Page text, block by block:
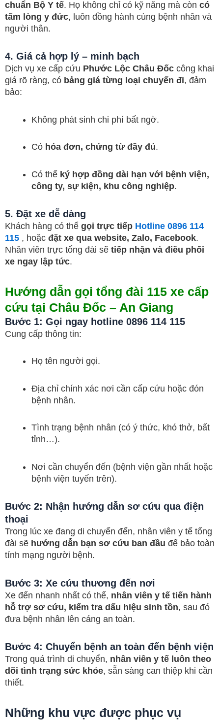
chuẩn Bộ Y tế. Họ không chỉ có kỹ năng mà còn có
tấm lòng y đức, luôn đồng hành cùng bệnh nhân và
người thân.
4. Giá cả hợp lý – minh bạch
Dịch vụ xe cấp cứu Phước Lộc Châu Đốc công khai
giá rõ ràng, có bảng giá từng loại chuyến đi, đảm
bảo:
Không phát sinh chi phí bất ngờ.
Có hóa đơn, chứng từ đầy đủ.
Có thể ký hợp đồng dài hạn với bệnh viện,
công ty, sự kiện, khu công nghiệp.
5. Đặt xe dễ dàng
Khách hàng có thể gọi trực tiếp Hotline 0896 114
115 , hoặc đặt xe qua website, Zalo, Facebook.
Nhân viên trực tổng đài sẽ tiếp nhận và điều phối
xe ngay lập tức.
Hướng dẫn gọi tổng đài 115 xe cấp
cứu tại Châu Đốc – An Giang
Bước 1: Gọi ngay hotline 0896 114 115
Cung cấp thông tin:
Họ tên người gọi.
Địa chỉ chính xác nơi cần cấp cứu hoặc đón
bệnh nhân.
Tình trạng bệnh nhân (có ý thức, khó thở, bất
tỉnh…).
Nơi cần chuyển đến (bệnh viện gần nhất hoặc
bệnh viện tuyến trên).
Bước 2: Nhận hướng dẫn sơ cứu qua điện
thoại
Trong lúc xe đang di chuyển đến, nhân viên y tế tổng
đài sẽ hướng dẫn bạn sơ cứu ban đầu để bảo toàn
tính mạng người bệnh.
Bước 3: Xe cứu thương đến nơi
Xe đến nhanh nhất có thể, nhân viên y tế tiến hành
hỗ trợ sơ cứu, kiểm tra dấu hiệu sinh tồn, sau đó
đưa bệnh nhân lên cáng an toàn.
Bước 4: Chuyển bệnh an toàn đến bệnh viện
Trong quá trình di chuyển, nhân viên y tế luôn theo
dõi tình trạng sức khỏe, sẵn sàng can thiệp khi cần
thiết.
Những khu vực được phục vụ